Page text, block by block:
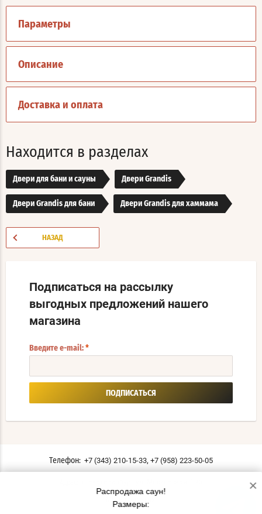
Параметры
Описание
Доставка и оплата
Находится в разделах
Двери для бани и сауны Двери Grandis
Двери Grandis для бани Двери Grandis для хаммама
НАЗАД
Подписаться на рассылку
выгодных предложений нашего
магазина
Введите e-mail: *
ПОДПИСАТЬСЯ
Телефон: +7 (343) 210-15-33, +7 (958) 223-50-05
Мы в соцсетях:
Распродажа саун!
Размеры:
×